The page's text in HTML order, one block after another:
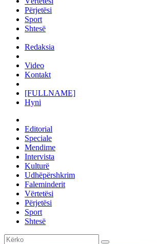
Përjetësi
Sport
Shtesë
Redaksia
Video
Kontakt
[FULLNAME]
Hyni
Editorial
Speciale
Mendime
Intervista
Kulturë
Udhëpërshkrim
Faleminderit
Vërtetësi
Përjetësi
Sport
Shtesë